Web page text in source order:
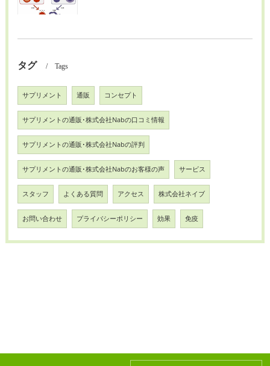
タグ Tags
サプリメント 通販 コンセプト
サプリメントの通販･株式会社Nabの口コミ情報
サプリメントの通販･株式会社Nabの評判
サプリメントの通販･株式会社Nabのお客様の声 サービス
スタッフ よくある質問 アクセス 株式会社ネイブ
お問い合わせ プライバシーポリシー 効果 免疫